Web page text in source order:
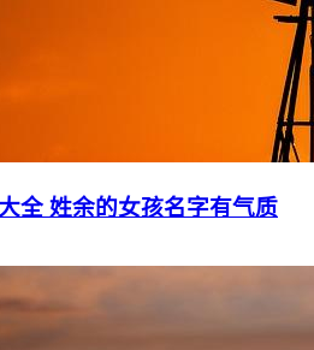
全 姓余的女孩名字有气质